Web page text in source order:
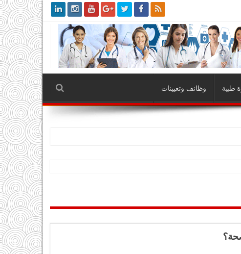
طبية وظائف وتعيينات